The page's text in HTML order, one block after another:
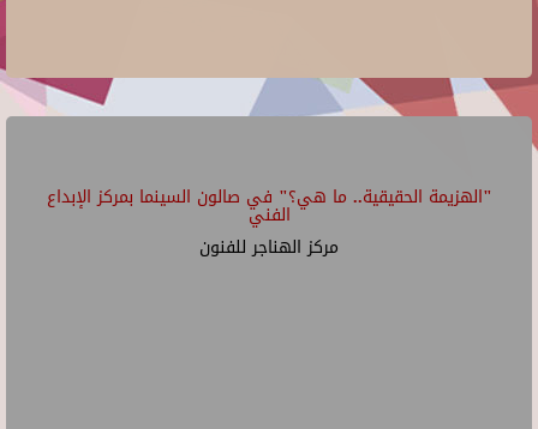
"الهزيمة الحقيقية.. ما هي؟" في صالون السينما بمركز الإبداع
الفني
مركز الهناجر للفنون